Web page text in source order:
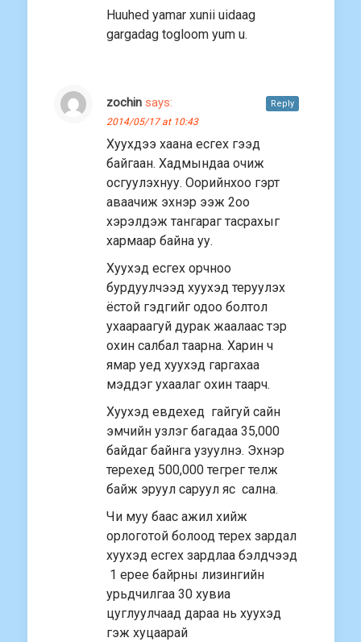
Huuhed yamar xunii uidaag
gargadag togloom yum u.
zochin says:
2014/05/17 at 10:43
Хуухдээ хаана есгех гээд
байгаан. Хадмындаа очиж
осгуулэхнуу. Оорийнхоо гэрт
аваачиж эхнэр ээж 2оо
хэрэлдэж тангараг тасрахыг
хармаар байна уу.
Хуухэд есгех орчноо
бурдуулчээд хуухэд теруулэх
ёстой гэдгийг одоо болтол
ухаараагуй дурак жаалаас тэр
охин салбал таарна. Харин ч
ямар уед хуухэд гаргахаа
мэддэг ухаалаг охин таарч.
Хуухэд евдехед гайгуй сайн
эмчийн узлэг багадаа 35,000
байдаг байнга узуулнэ. Эхнэр
терехед 500,000 тегрег телж
байж эруул саруул яс сална.
Чи муу баас ажил хийж
орлоготой болоод терех зардал
хуухэд есгех зардлаа бэлдчээд
1 ерее байрны лизингийн
урьдчилгаа 30 хувиа
цуглуулчаад дараа нь хуухэд
гэж хуцаарай
Reply